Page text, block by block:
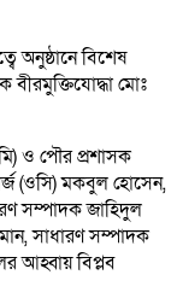
অনুষ্ঠানে বিশেষ
বীরমুক্তিযোদ্ধা মোঃ
ও পৌর প্রশাসক
(ওসি) মকবুল হোসেন,
সম্পাদক জাহিদুল
সাধারণ সম্পাদক
আহ্বায় বিপ্লব